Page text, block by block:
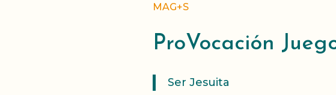
MAG+S
ProVocación
Ser Jesuita